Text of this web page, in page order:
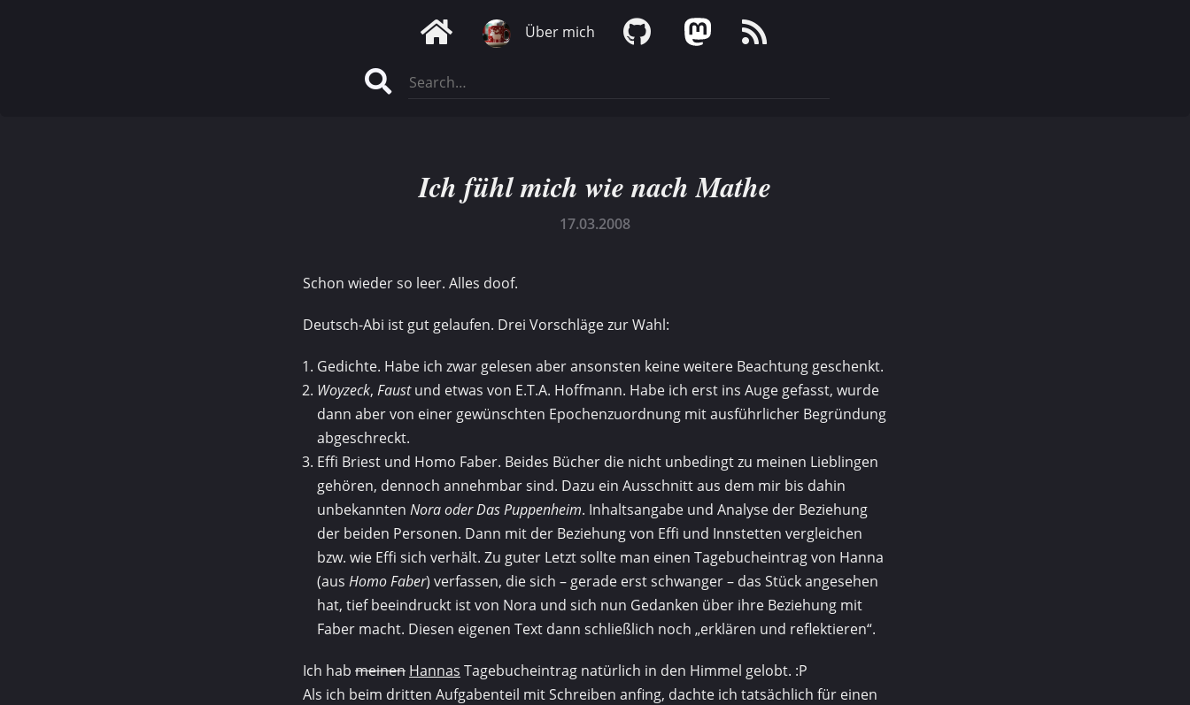
Über mich
Ich fühl mich wie nach Mathe
17.03.2008
Schon wieder so leer. Alles doof.
Deutsch-Abi ist gut gelaufen. Drei Vorschläge zur Wahl:
Gedichte. Habe ich zwar gelesen aber ansonsten keine weitere Beachtung geschenkt.
Woyzeck, Faustund etwas von E.T.A. Hoffmann. Habe ich erst ins Auge gefasst, wurde
dann aber von einer gewünschten Epochenzuordnung mit ausführlicher Begründung
abgeschreckt.
Effi Briest und Homo Faber. Beides Bücher die nicht unbedingt zu meinen Lieblingen
gehören, dennoch annehmbar sind. Dazu ein Ausschnitt aus dem mir bis dahin
unbekannten Nora oder Das Puppenheim. Inhaltsangabe und Analyse der Beziehung
der beiden Personen. Dann mit der Beziehung von Effi und Innstetten vergleichen
bzw. wie Effi sich verhält. Zu guter Letzt sollte man einen Tagebucheintrag von Hanna
(aus Homo Faber) verfassen, die sich – gerade erst schwanger – das Stück angesehen
hat, tief beeindruckt ist von Nora und sich nun Gedanken über ihre Beziehung mit
Faber macht. Diesen eigenen Text dann schließlich noch „erklären und reflektieren“.
Ich hab meinen Hannas Tagebucheintrag natürlich in den Himmel gelobt. :P
Als ich beim dritten Aufgabenteil mit Schreiben anfing, dachte ich tatsächlich für einen